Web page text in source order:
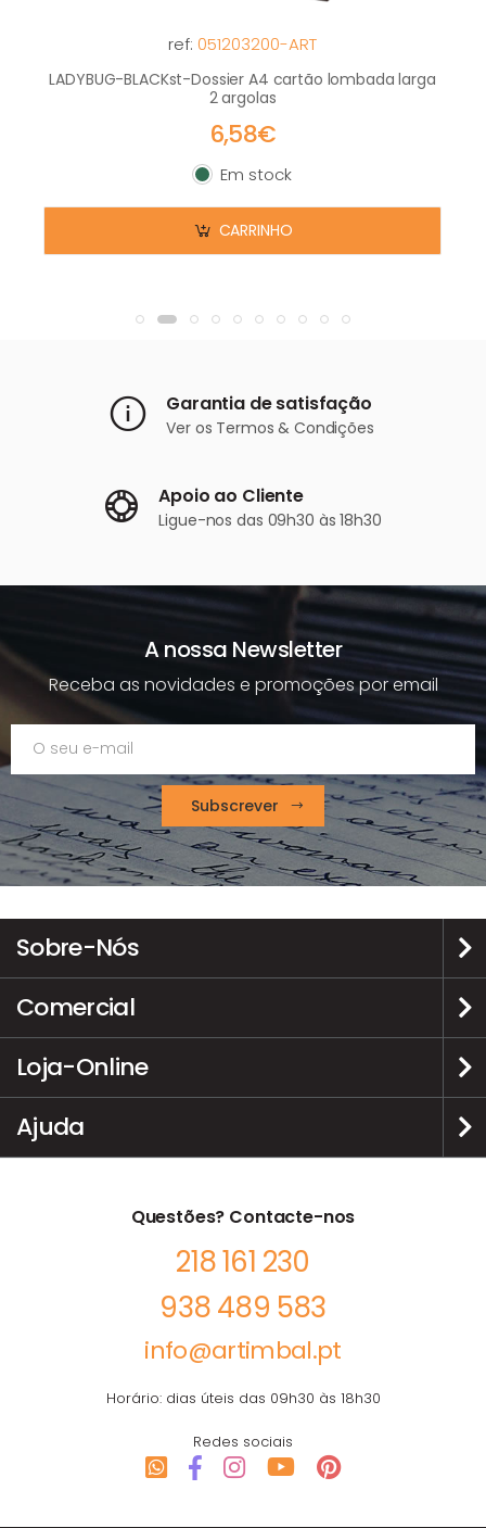
ref: 051203200-ART
LADYBUG-BLACKst-Dossier A4 cartão lombada larga
2 argolas
6,58€
Em stock
Em stock
CARRINHO
Garantia de satisfação
Ver os Termos & Condições
Apoio ao Cliente
Ligue-nos das 09h30 às 18h30
A nossa Newsletter
Receba as novidades e promoções por email
Subscrever
Sobre-Nós
Comercial
Loja-Online
Ajuda
Questões? Contacte-nos
218 161 230
938 489 583
info@artimbal.pt
Horário: dias úteis das 09h30 às 18h30
Redes sociais